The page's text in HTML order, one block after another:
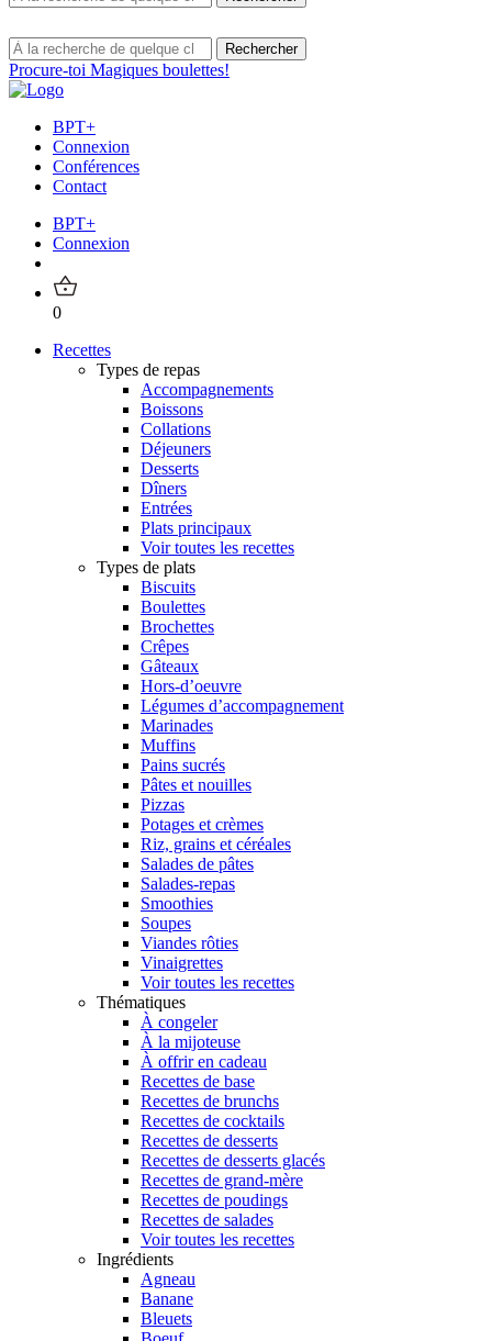
Procure-toi Magiques boulettes!
BPT+
Connexion
Conférences
Contact
BPT+
Connexion
0
Recettes
Types de repas
Accompagnements
Boissons
Collations
Déjeuners
Desserts
Dîners
Entrées
Plats principaux
Voir toutes les recettes
Types de plats
Biscuits
Boulettes
Brochettes
Crêpes
Gâteaux
Hors-d’oeuvre
Légumes d’accompagnement
Marinades
Muffins
Pains sucrés
Pâtes et nouilles
Pizzas
Potages et crèmes
Riz, grains et céréales
Salades de pâtes
Salades-repas
Smoothies
Soupes
Viandes rôties
Vinaigrettes
Voir toutes les recettes
Thématiques
À congeler
À la mijoteuse
À offrir en cadeau
Recettes de base
Recettes de brunchs
Recettes de cocktails
Recettes de desserts
Recettes de desserts glacés
Recettes de grand-mère
Recettes de poudings
Recettes de salades
Voir toutes les recettes
Ingrédients
Agneau
Banane
Bleuets